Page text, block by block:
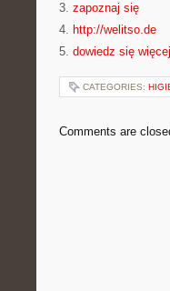
3. zapoznaj się
4. http://welitso.de
5. dowiedz się więcej
CATEGORIES:
Comments are